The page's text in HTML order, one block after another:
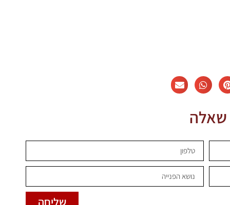
שאלה
שליחה